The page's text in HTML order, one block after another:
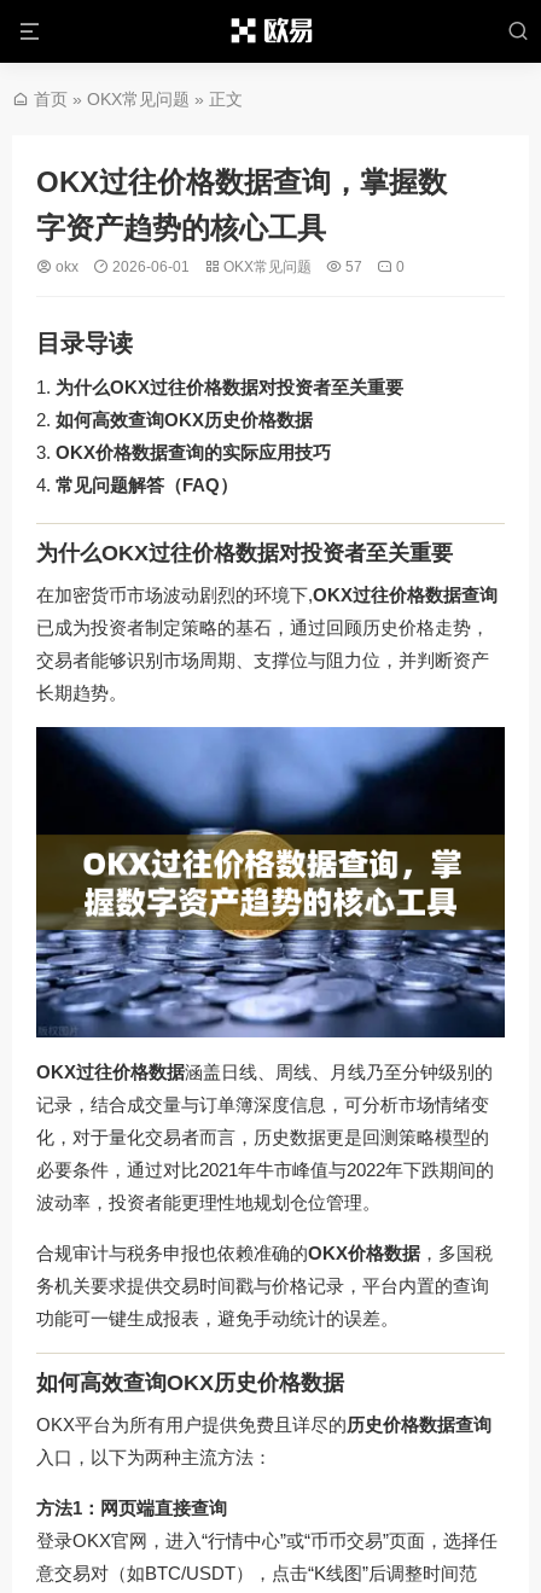
首页 » OKX常见问题 » 正文
OKX过往价格数据查询，掌握数
字资产趋势的核心工具
okx 2026-06-01 OKX常见问题 57 0
目录导读
为什么OKX过往价格数据对投资者至关重要
如何高效查询OKX历史价格数据
OKX价格数据查询的实际应用技巧
常见问题解答（FAQ）
为什么OKX过往价格数据对投资者至关重要
在加密货币市场波动剧烈的环境下,OKX过往价格数据查询
已成为投资者制定策略的基石，通过回顾历史价格走势，
交易者能够识别市场周期、支撑位与阻力位，并判断资产
长期趋势。
OKX过往价格数据涵盖日线、周线、月线乃至分钟级别的
记录，结合成交量与订单簿深度信息，可分析市场情绪变
化，对于量化交易者而言，历史数据更是回测策略模型的
必要条件，通过对比2021年牛市峰值与2022年下跌期间的
波动率，投资者能更理性地规划仓位管理。
合规审计与税务申报也依赖准确的OKX价格数据 ，多国税
务机关要求提供交易时间戳与价格记录，平台内置的查询
功能可一键生成报表，避免手动统计的误差。
如何高效查询OKX历史价格数据
OKX平台为所有用户提供免费且详尽的历史价格数据查询
入口，以下为两种主流方法：
方法1：网页端直接查询
登录OKX官网，进入“行情中心”或“币币交易”页面，选择任
意交易对（如BTC/USDT），点击“K线图”后调整时间范